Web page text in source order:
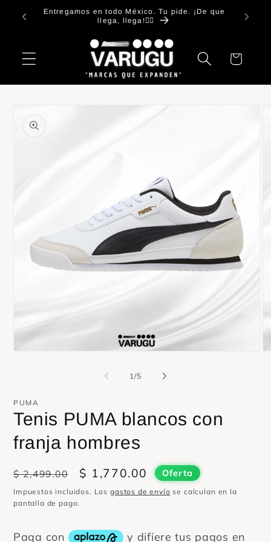
directamente
Entregamos en todo México. Tu pide. ¡De que
llega, llega!✋🏻
Carrito
a la
información
una
modal
1/de
5
PUMA
Tenis PUMA blancos con
franja hombres
Precio
habitual
$ 2,499.00
Precio
de
$ 1,770.00 Oferta
Impuestos incluidos. Los gastos de envío se calculan en la
pantalla de pago.